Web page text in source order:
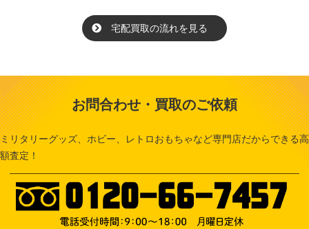
宅配買取の流れを見る
お問合わせ・買取のご依頼
ミリタリーグッズ、ホビー、レトロおもちゃなど専門店だからできる高
額査定！